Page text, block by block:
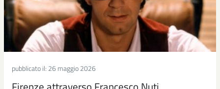
pubblicato il: 26 maggio 2026